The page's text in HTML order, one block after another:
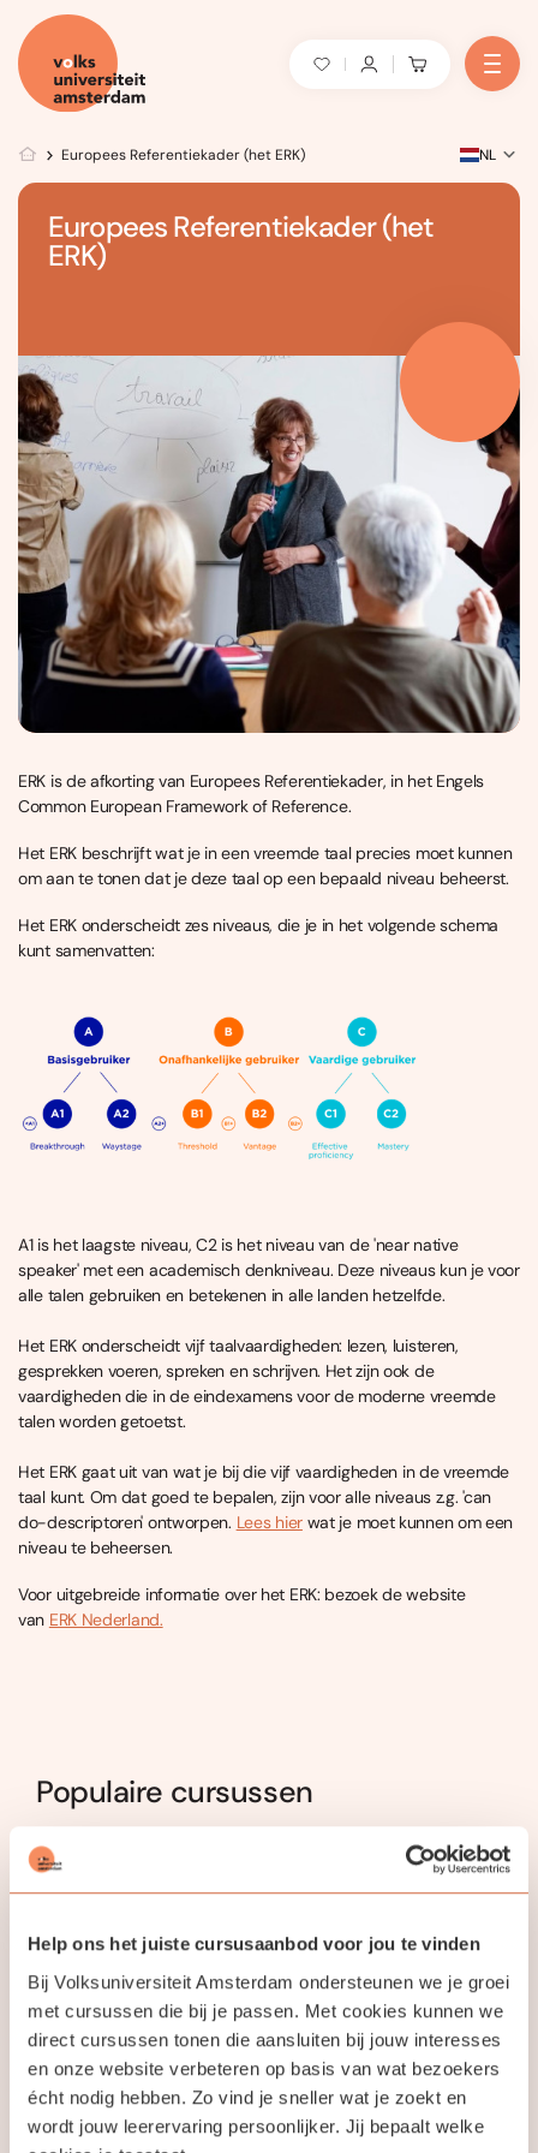
Help ons het juiste cursusaanbod voor jou te vinden
Bij Volksuniversiteit Amsterdam ondersteunen we je groei
met cursussen die bij je passen. Met cookies kunnen we
direct cursussen tonen die aansluiten bij jouw interesses
en onze website verbeteren op basis van wat bezoekers
écht nodig hebben. Zo vind je sneller wat je zoekt en
wordt jouw leerervaring persoonlijker. Jij bepaalt welke
Europees Referentiekader (het ERK) NL
Europees Referentiekader (het
ERK)
ERK is de afkorting van Europees Referentiekader, in het Engels
Common European Framework of Reference.
Het ERK beschrijft wat je in een vreemde taal precies moet kunnen
om aan te tonen dat je deze taal op een bepaald niveau beheerst.
Het ERK onderscheidt zes niveaus, die je in het volgende schema
kunt samenvatten:
A1 is het laagste niveau, C2 is het niveau van de 'near native
speaker' met een academisch denkniveau. Deze niveaus kun je voor
alle talen gebruiken en betekenen in alle landen hetzelfde.
Het ERK onderscheidt vijf taalvaardigheden: lezen, luisteren,
gesprekken voeren, spreken en schrijven. Het zijn ook de
vaardigheden die in de eindexamens voor de moderne vreemde
talen worden getoetst.
Het ERK gaat uit van wat je bij die vijf vaardigheden in de vreemde
taal kunt. Om dat goed te bepalen, zijn voor alle niveaus z.g. 'can
do-descriptoren' ontworpen. Lees hierwat je moet kunnen om een
niveau te beheersen.
Voor uitgebreide informatie over het ERK: bezoek de website
van ERK Nederland.
Populaire cursussen
Locatie
Verslaafd aan je
Smartphone?
Doorbreek de Cirkel!
In therapie bij
Spinoza